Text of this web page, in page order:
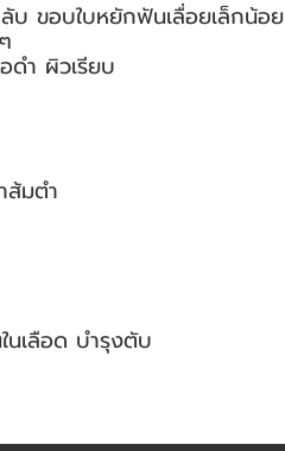
ลับ ขอบใบหยักฟันเลื่อยเล็กน้อย
ดำ ผิวเรียบ
ส้มตำ
นเลือด บำรุงตับ